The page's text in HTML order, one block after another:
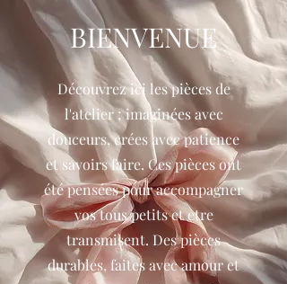
BIENVENUE
Découvrez ici les pièces de
l'atelier ; imaginées avec
douceurs, crées avec patience
et savoirs faire. Ces pièces ont
été pensées pour accompagner
vos tous petits et etre
transmisent. Des pièces
durables, faites avec amour et